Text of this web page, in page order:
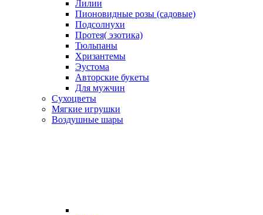
Лилии
Пионовидные розы (садовые)
Подсолнухи
Протея( эзотика)
Тюльпаны
Хризантемы
Эустома
Авторские букеты
Для мужчин
Сухоцветы
Мягкие игрушки
Воздушные шары